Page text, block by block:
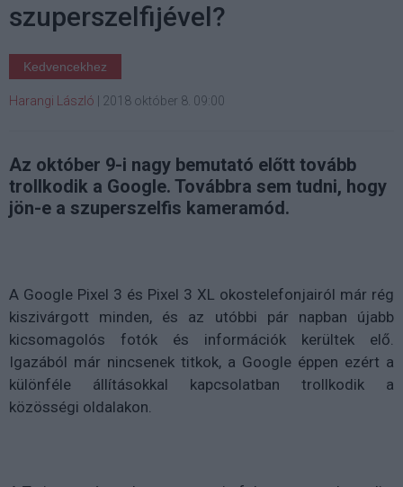
szuperszelfijével?
Kedvencekhez
Harangi László 2018 október 8. 09:00
Az október 9-i nagy bemutató előtt tovább
trollkodik a Google. Továbbra sem tudni, hogy
jön-e a szuperszelfis kameramód.
A Google Pixel 3 és Pixel 3 XL okostelefonjairól már rég
kiszivárgott minden, és az utóbbi pár napban újabb
kicsomagolós fotók és információk kerültek elő.
Igazából már nincsenek titkok, a Google éppen ezért a
különféle állításokkal kapcsolatban trollkodik a
közösségi oldalakon.